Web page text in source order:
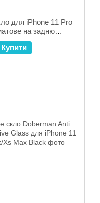
для iPhone 11 Pro
на задню
Black
Купити